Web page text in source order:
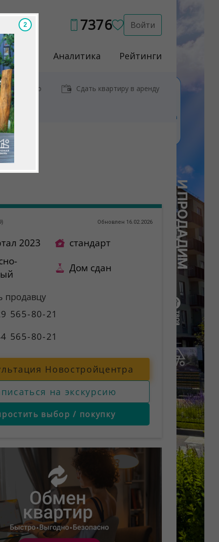
7376 Войти
Услуги Аналитика Рейтинги
у метро Сдать квартиру в аренду
) Обновлен 16.02.2026
2023
стандарт
Дом сдан
продавцу
565-80-21
565-80-21
Новостройцентра
на экскурсию
выбор / покупку
1